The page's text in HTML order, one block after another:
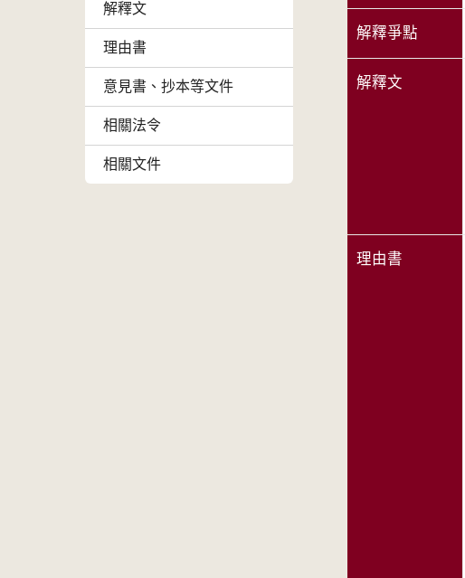
解釋文
理由書
意見書、抄本等文件
相關法令
相關文件
解釋爭點
解釋文
理由書